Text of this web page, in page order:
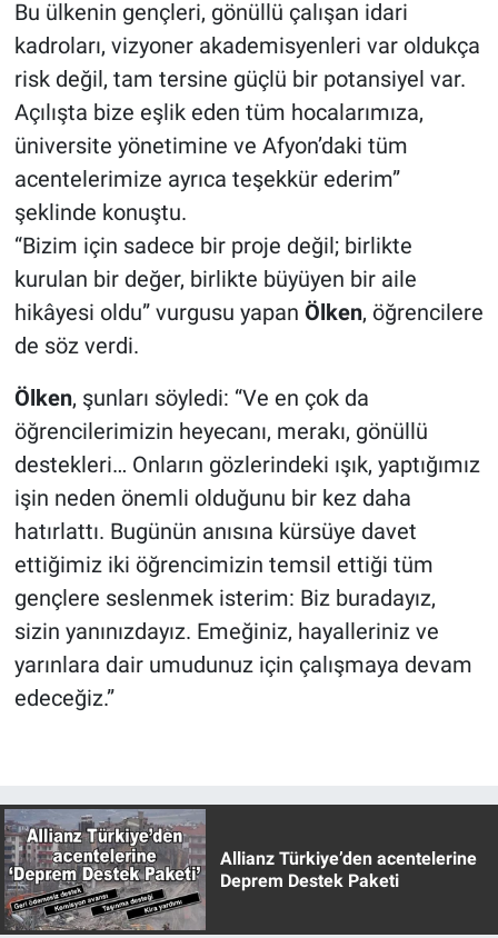
Bu ülkenin gençleri, gönüllü çalışan idari
kadroları, vizyoner akademisyenleri var oldukça
risk değil, tam tersine güçlü bir potansiyel var.
Açılışta bize eşlik eden tüm hocalarımıza,
üniversite yönetimine ve Afyon’daki tüm
acentelerimize ayrıca teşekkür ederim”
şeklinde konuştu.
“Bizim için sadece bir proje değil; birlikte
kurulan bir değer, birlikte büyüyen bir aile
hikâyesi oldu” vurgusu yapan Ölken, öğrencilere
de söz verdi.
Ölken, şunları söyledi: “Ve en çok da
öğrencilerimizin heyecanı, merakı, gönüllü
destekleri… Onların gözlerindeki ışık, yaptığımız
işin neden önemli olduğunu bir kez daha
hatırlattı. Bugünün anısına kürsüye davet
ettiğimiz iki öğrencimizin temsil ettiği tüm
gençlere seslenmek isterim: Biz buradayız,
sizin yanınızdayız. Emeğiniz, hayalleriniz ve
yarınlara dair umudunuz için çalışmaya devam
edeceğiz.”
Allianz Türkiye’den acentelerine
Deprem Destek Paketi